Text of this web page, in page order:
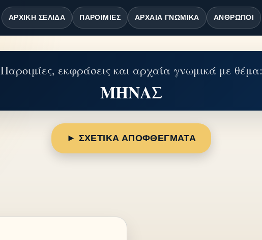
ΑΡΧΙΚΉ ΣΕΛΊΔΑ ΠΑΡΟΙΜΊΕΣ ΑΡΧΑΊΑ ΓΝΩΜΙΚΆ ΆΝΘΡΩΠΟΙ
Παροιμίες, εκφράσεις και αρχαία γνωμικά με θέμα:
ΜΗΝΑΣ
► ΣΧΕΤΙΚΑ ΑΠΟΦΘΕΓΜΑΤΑ